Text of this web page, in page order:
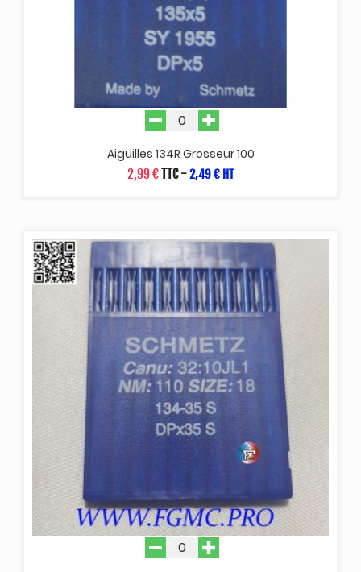
Aiguilles 134R Grosseur 100
2,99 €TTC-2,49 € HT